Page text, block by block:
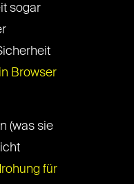
sogar
Browser
(was sie
für